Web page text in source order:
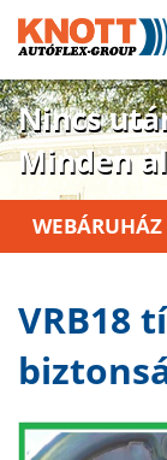
Nincs
Minden
WEBÁRUHÁZ
VRB18